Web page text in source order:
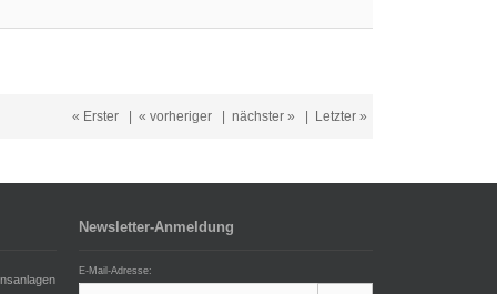
« Erster « vorheriger nächster » Letzter »
Newsletter-Anmeldung
E-Mail-Adresse: